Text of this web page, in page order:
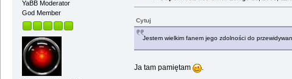
YaBB Moderator
God Member
Cytuj
Jestem wielkim fanem jego zdolności do
Ja tam pamiętam .